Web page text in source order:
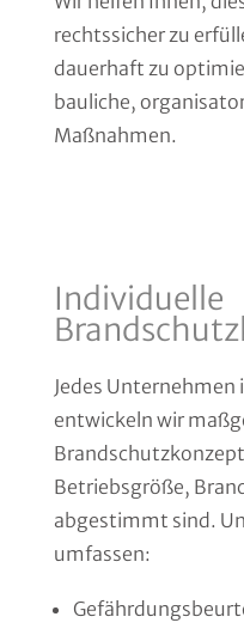
rechtssicher zu
dauerhaft zu
bauliche,
Maßnahmen.
Individuelle
Jedes Unternehmen
entwickeln wir
Betriebsgröße,
abgestimmt sind.
umfassen: